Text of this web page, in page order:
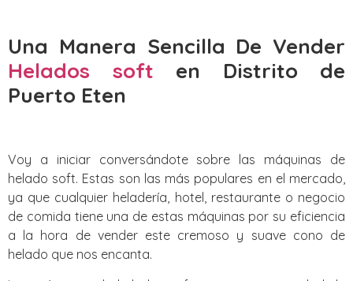
Una Manera Sencilla De Vender
Helados soft en Distrito de
Puerto Eten
Voy a iniciar conversándote sobre las máquinas de
helado soft. Estas son las más populares en el mercado,
ya que cualquier heladería, hotel, restaurante o negocio
de comida tiene una de estas máquinas por su eficiencia
a la hora de vender este cremoso y suave cono de
helado que nos encanta.